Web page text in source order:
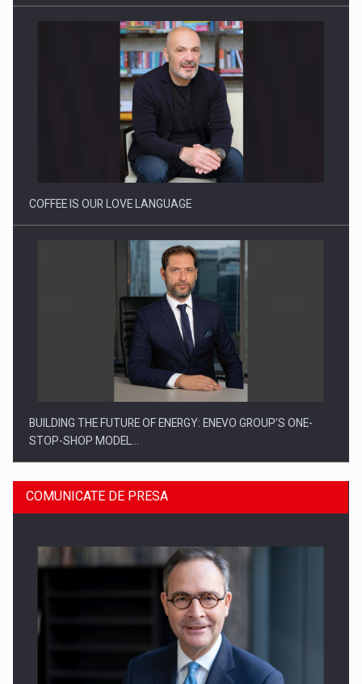
Proteinmaxxing and the Future of Protein Demand
COFFEE IS OUR LOVE LANGUAGE
BUILDING THE FUTURE OF ENERGY: ENEVO GROUP’S ONE-
STOP-SHOP MODEL…
ROOTED IN ROMANIA, BUILT TO DELIVER TECHNOLOGY FOR
COMUNICATE DE PRESA